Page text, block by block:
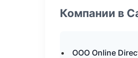
Компании в
ООО Online